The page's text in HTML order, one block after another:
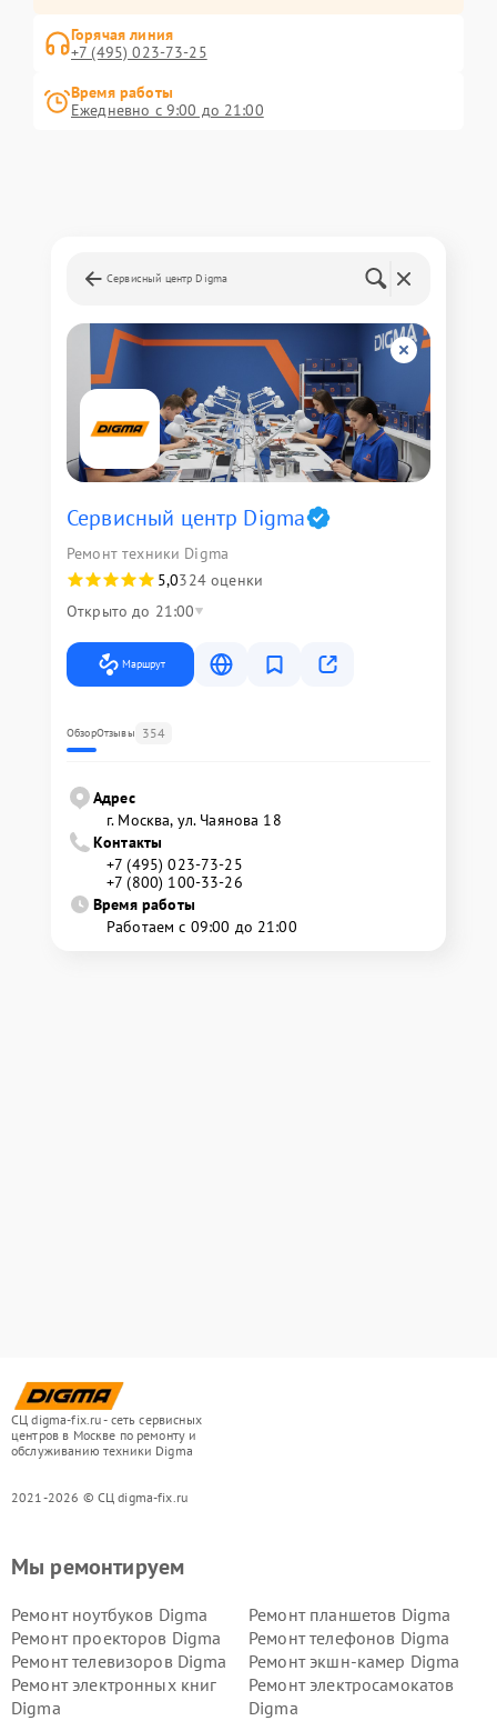
Горячая линия
+7 (495) 023-73-25
Время работы
Ежедневно с 9:00 до 21:00
Сервисный центр Digma
Сервисный центр Digma
Ремонт техники Digma
5,0324 оценки
Открыто до 21:00
Маршрут
ОбзорОтзывы 354
Адрес
г. Москва, ул. Чаянова 18
Контакты
+7 (495) 023-73-25
+7 (800) 100-33-26
Время работы
Работаем с 09:00 до 21:00
СЦ digma-fix.ru - сеть сервисных
центров в Москве по ремонту и
обслуживанию техники Digma
2021-2026 © СЦ digma-fix.ru
Мы ремонтируем
Ремонт ноутбуков Digma
Ремонт планшетов Digma
Ремонт проекторов Digma
Ремонт телефонов Digma
Ремонт телевизоров Digma
Ремонт экшн-камер Digma
Ремонт электронных книг
Digma
Ремонт электросамокатов
Digma